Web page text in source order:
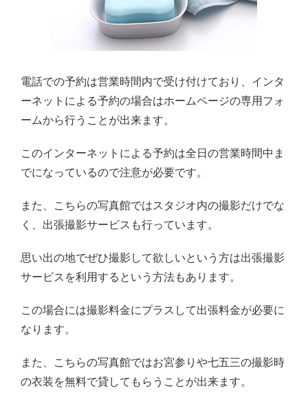
電話での予約は営業時間内で受け付けており、インタ
ーネットによる予約の場合はホームページの専用フォ
ームから行うことが出来ます。
このインターネットによる予約は全日の営業時間中ま
でになっているので注意が必要です。
また、こちらの写真館ではスタジオ内の撮影だけでな
く、出張撮影サービスも行っています。
思い出の地でぜひ撮影して欲しいという方は出張撮影
サービスを利用するという方法もあります。
この場合には撮影料金にプラスして出張料金が必要に
なります。
また、こちらの写真館ではお宮参りや七五三の撮影時
の衣装を無料で貸してもらうことが出来ます。